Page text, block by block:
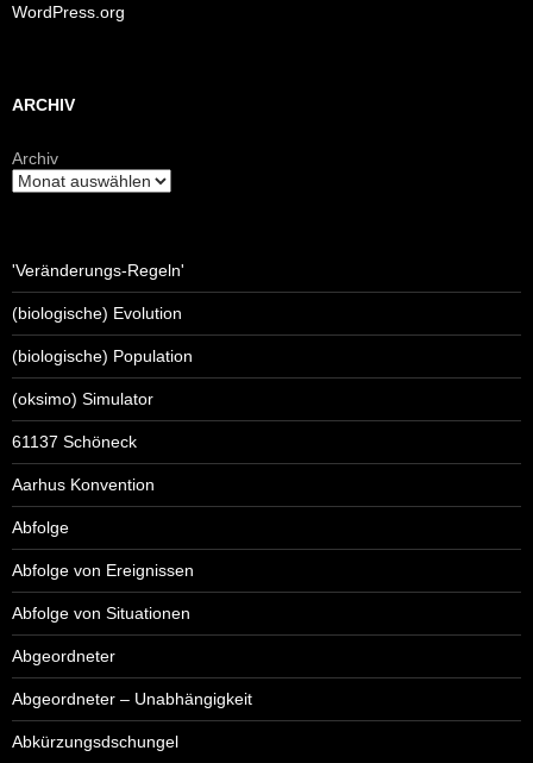
WordPress.org
ARCHIV
Archiv
'Veränderungs-Regeln'
(biologische) Evolution
(biologische) Population
(oksimo) Simulator
61137 Schöneck
Aarhus Konvention
Abfolge
Abfolge von Ereignissen
Abfolge von Situationen
Abgeordneter
Abgeordneter – Unabhängigkeit
Abkürzungsdschungel